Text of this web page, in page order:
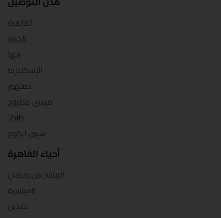
القاهرة
الجيزة
بنها
الإسكندرية
دمنهور
مرسى مطروح
طنطا
شبين الكوم
أحياء القاهرة
العاشر من رمضان
العباسية
عابدين